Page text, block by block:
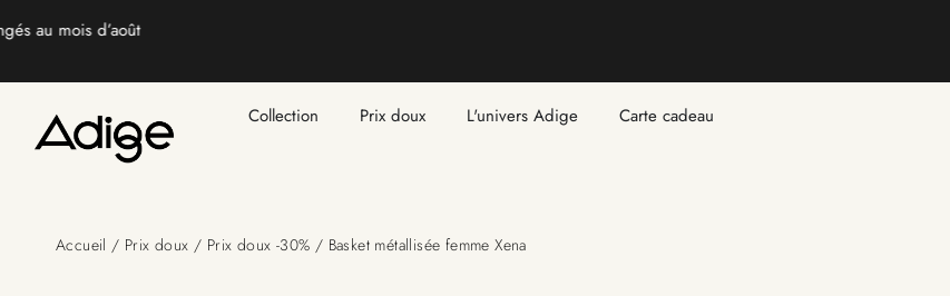
PRIX DOUX : jusqu’à -50% ☀️
Collection Prix doux L'univers Adige Carte cadeau
Accueil / Prix doux / Prix doux -30% / Basket métallisée femme Xena